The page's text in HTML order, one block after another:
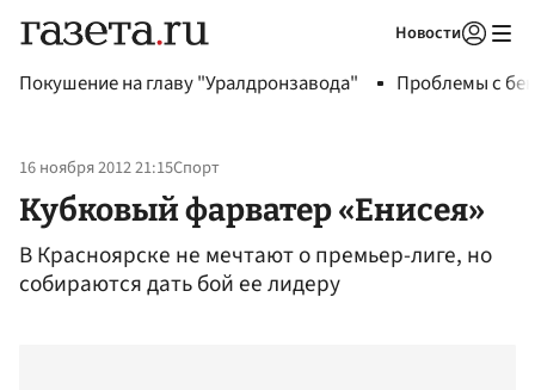
Новости
Покушение на главу "Уралдронзавода" Проблемы с
16 ноября 2012 21:15Спорт
Кубковый фарватер «Енисея»
В Красноярске не мечтают о премьер-лиге, но
собираются дать бой ее лидеру